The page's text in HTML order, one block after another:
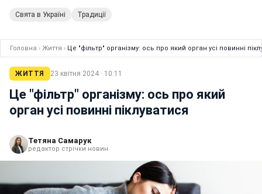
Свята в Україні Традиції
Головна › Життя › Це "фільтр" організму: ось про який орган усі повинні
ЖИТТЯ 23 квітня 2024 · 10:11
Це "фільтр" організму: ось про який
орган усі повинні піклуватися
Тетяна Самарук
редактор стрічки новин